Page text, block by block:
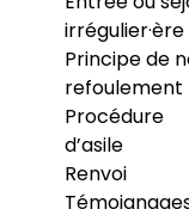
irrégulier·ère
Principe de
refoulement
Procédure
d’asile
Renvoi